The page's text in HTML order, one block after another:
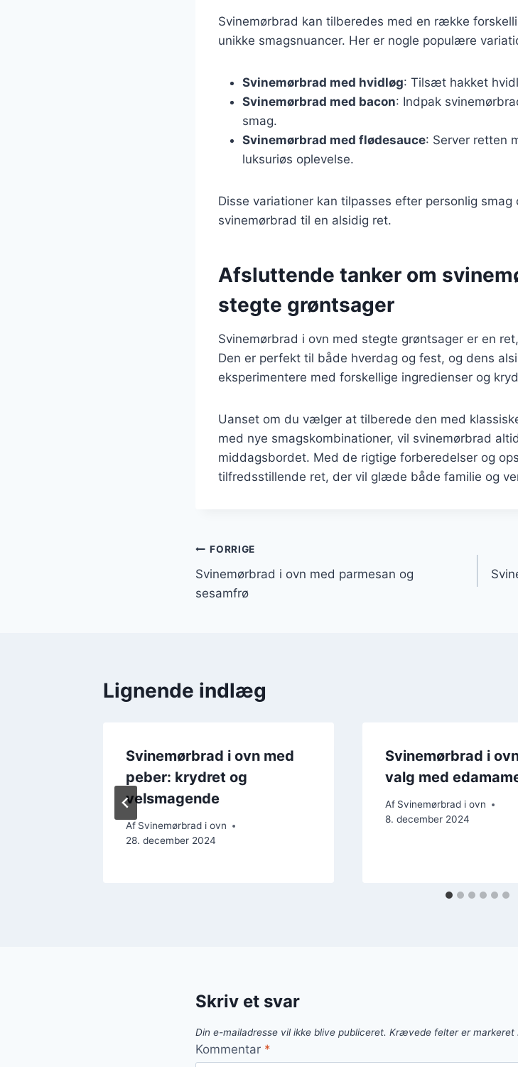
Svinemørbrad kan tilberedes med en række
unikke smagsnuancer. Her er nogle populære
Svinemørbrad med hvidløg: Tilsæt hakket
Svinemørbrad med bacon: Indpak
smag.
Svinemørbrad med flødesauce: Server retten
luksuriøs oplevelse.
Disse variationer kan tilpasses efter personlig
svinemørbrad til en alsidig ret.
Afsluttende tanker om
stegte grøntsager
Svinemørbrad i ovn med stegte grøntsager er en
Den er perfekt til både hverdag og fest, og dens
eksperimentere med forskellige ingredienser og
Uanset om du vælger at tilberede den med
med nye smagskombinationer, vil svinemørbrad
middagsbordet. Med de rigtige forberedelser og
tilfredsstillende ret, der vil glæde både familie og
Indlægsnavigation
FORRIGE
Svinemørbrad i ovn med parmesan og
sesamfrø
Lignende indlæg
Svinemørbrad i ovn med
peber: krydret og
velsmagende
Af Svinemørbrad i ovn
28. december 2024
Svinemørbrad i
valg med
Af Svinemørbrad i ovn
8. december 2024
Skriv et svar
Din e-mailadresse vil ikke blive publiceret. Krævede felter er markeret
Kommentar *